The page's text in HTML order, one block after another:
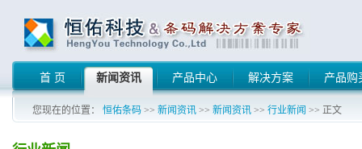
首 页 新闻资讯 产品中心 解决方案 产品购
您现在的位置： 恒佑条码 >> 新闻资讯 >> 新闻资讯 >> 行业新闻 >> 正文